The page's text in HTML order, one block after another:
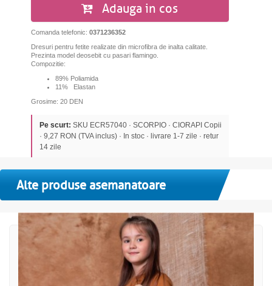
Adauga in cos
Comanda telefonic: 0371236352
Dresuri pentru fetite realizate din microfibra de inalta calitate.
Prezinta model deosebit cu pasari flamingo.
Compozitie:
89% Poliamida
11% Elastan
Grosime: 20 DEN
Pe scurt: SKU ECR57040 · SCORPIO · CIORAPI Copii
· 9,27 RON (TVA inclus) · In stoc · livrare 1-7 zile · retur
14 zile
Alte produse asemanatoare